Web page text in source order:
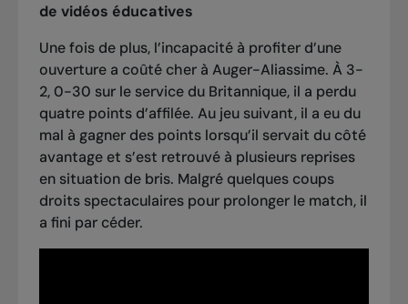
de vidéos éducatives
Une fois de plus, l’incapacité à profiter d’une
ouverture a coûté cher à Auger-Aliassime. À 3-
2, 0-30 sur le service du Britannique, il a perdu
quatre points d’affilée. Au jeu suivant, il a eu du
mal à gagner des points lorsqu’il servait du côté
avantage et s’est retrouvé à plusieurs reprises
en situation de bris. Malgré quelques coups
droits spectaculaires pour prolonger le match, il
a fini par céder.